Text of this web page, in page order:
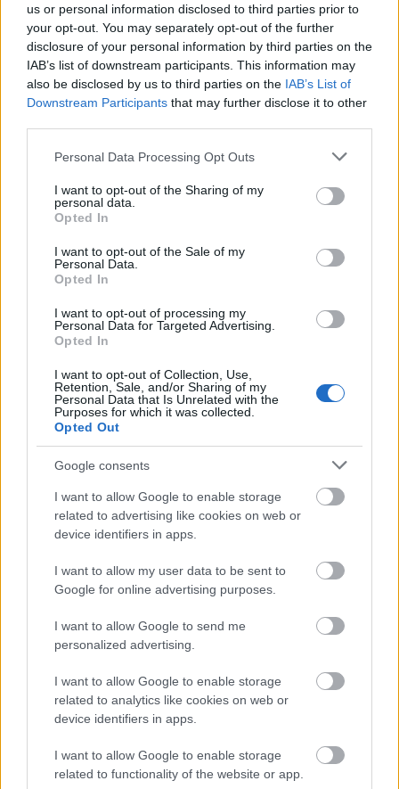
us or personal information disclosed to third parties prior to
your opt-out. You may separately opt-out of the further
disclosure of your personal information by third parties on the
IAB’s list of downstream participants. This information may
also be disclosed by us to third parties on the IAB’s List of
Downstream Participants that may further disclose it to other
Please note that this website/app uses one or more Google
not limited to your visit or usage behaviour. You may click to
grant or deny consent to Google and its third-party tags to
use your data for below specified purposes in below Google
consent section.
Personal Data Processing Opt Outs
I want to opt-out of the Sharing of my
personal data.
Opted In
I want to opt-out of the Sale of my
Personal Data.
Opted In
I want to opt-out of processing my
Personal Data for Targeted Advertising.
Opted In
I want to opt-out of Collection, Use,
Retention, Sale, and/or Sharing of my
Personal Data that Is Unrelated with the
Purposes for which it was collected.
Opted Out
Google consents
I want to allow Google to enable storage
related to advertising like cookies on web or
device identifiers in apps.
I want to allow my user data to be sent to
Google for online advertising purposes.
I want to allow Google to send me
personalized advertising.
I want to allow Google to enable storage
related to analytics like cookies on web or
device identifiers in apps.
I want to allow Google to enable storage
related to functionality of the website or app.
4. Πείτε ναι στα κλασικά
Τα κλασικά κομμάτια όπως ένα καλό, μάλλινο
καμηλό παλτό, ένα μαύρο blazer, μια δερμάτινη
τσάντα ή μπότες είναι διαχρονικά chic και θα τα
φοράτε για πολλούς ακόμα χειμώνες.
5. Εξετάστε τα είδη με προσοχή